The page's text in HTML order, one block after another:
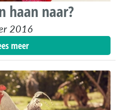
haan naar?
2016
meer